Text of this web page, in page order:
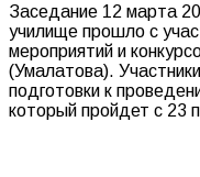
Заседание 12 марта
училище прошло с
мероприятий и
(Умалатова).
подготовки к
который пройдет с 23